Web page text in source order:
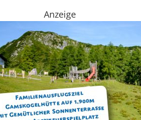
Anzeige